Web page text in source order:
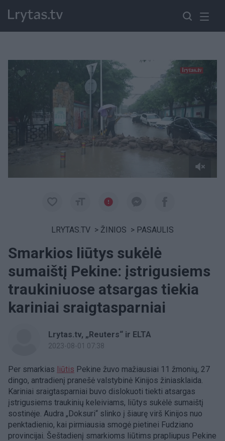
Paremkite Ukrainą
LRYTAS.TV > ŽINIOS > PASAULIS
Smarkios liūtys sukėlė
sumaištį Pekine: įstrigusiems
traukiniuose atsargas tiekia
kariniai sraigtasparniai
Lrytas.tv, „Reuters“ ir ELTA
2023-08-01 07:38
Per smarkias liūtis Pekine žuvo mažiausiai 11 žmonių, 27
dingo, antradienį pranešė valstybinė Kinijos žiniasklaida.
Kariniai sraigtasparniai buvo dislokuoti tiekti atsargas
įstrigusiems traukinių keleiviams, liūtys sukėlė sumaištį
sostinėje. Audra „Doksuri“ slinko į šiaurę virš Kinijos nuo
penktadienio, kai pirmiausia smogė pietinei Fudziano
provincijai. Šeštadienį smarkioms liūtims prapliupus Pekine